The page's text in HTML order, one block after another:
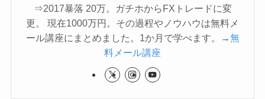
⇒2017暴落 20万。ガチホからFXトレードに変
更。 現在1000万円。その過程やノウハウは無料メ
ール講座にまとめました。1か月で学べます。→無
料メール講座